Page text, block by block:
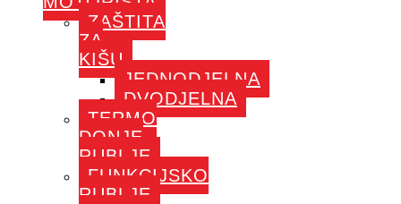
ZAŠTITA
ZA
KIŠU
JEDNODJELNA
DVODJELNA
TERMO
DONJE
RUBLJE
FUNKCIJSKO
RUBLJE